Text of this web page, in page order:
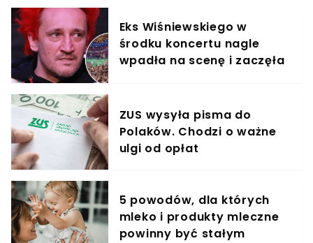
Eks Wiśniewskiego w
środku koncertu nagle
wpadła na scenę i zaczęła
ZUS wysyła pisma do
Polaków. Chodzi o ważne
ulgi od opłat
5 powodów, dla których
mleko i produkty mleczne
powinny być stałym